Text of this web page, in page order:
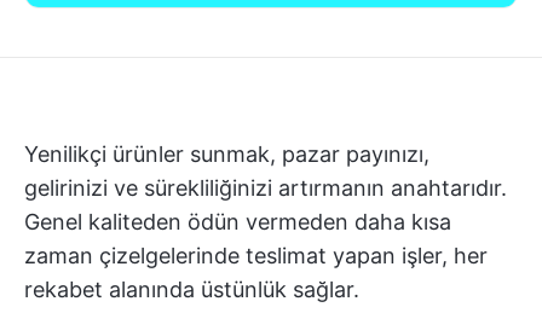
Yenilikçi ürünler sunmak, pazar payınızı,
gelirinizi ve sürekliliğinizi artırmanın anahtarıdır.
Genel kaliteden ödün vermeden daha kısa
zaman çizelgelerinde teslimat yapan işler, her
rekabet alanında üstünlük sağlar.